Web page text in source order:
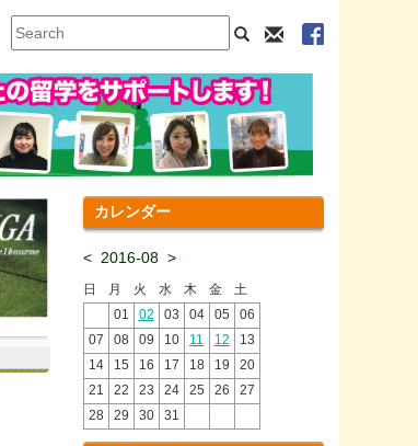
カレンダー
< 2016-08 >
日 月 火 水 木 金
土
01
02 03 04 05
06
07
08 09 10 11 12
13
14
15 16 17 18 19
20
21
22 23 24 25 26
27
28
29 30 31